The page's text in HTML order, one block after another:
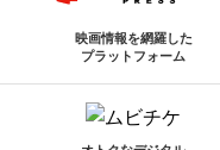
映画情報を網羅した
プラットフォーム